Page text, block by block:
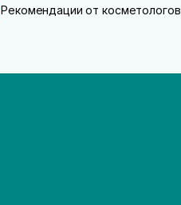
Рекомендации от косметологов